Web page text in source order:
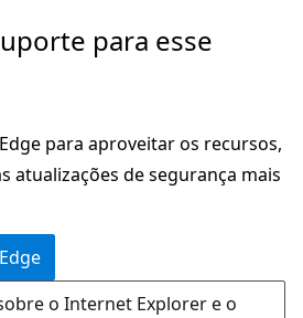
para esse
para aproveitar os recursos,
atualizações de segurança mais
o Internet Explorer e o